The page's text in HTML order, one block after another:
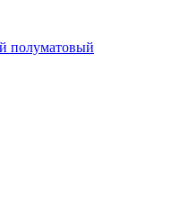
полуматовый